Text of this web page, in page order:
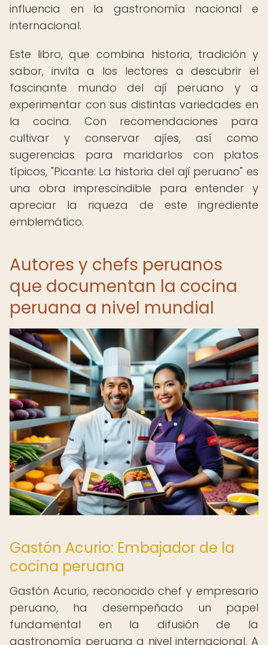
influencia en la gastronomía nacional e
internacional.
Este libro, que combina historia, tradición y
sabor, invita a los lectores a descubrir el
fascinante mundo del ají peruano y a
experimentar con sus distintas variedades en
la cocina. Con recomendaciones para
cultivar y conservar ajíes, así como
sugerencias para maridarlos con platos
típicos, "Picante: La historia del ají peruano" es
una obra imprescindible para entender y
apreciar la riqueza de este ingrediente
emblemático.
Autores y chefs peruanos
que documentan la cocina
peruana a nivel mundial
Gastón Acurio: Embajador de la
cocina peruana
Gastón Acurio, reconocido chef y empresario
peruano, ha desempeñado un papel
fundamental en la difusión de la
gastronomía peruana a nivel internacional. A